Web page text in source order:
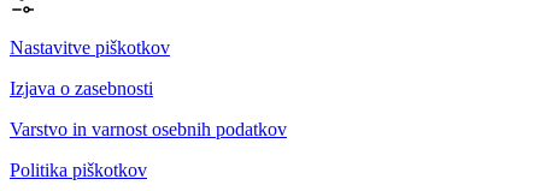
Nastavitve piškotkov
Izjava o zasebnosti
Varstvo in varnost osebnih podatkov
Politika piškotkov